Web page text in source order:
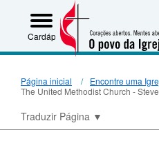
Cardápio
Página inicial
Encontre uma
The United Methodist Church -
Traduzir Página ▼